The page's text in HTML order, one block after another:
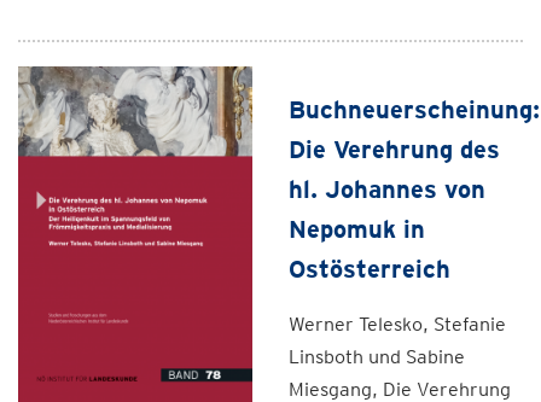
Buchneuerscheinung:
Die Verehrung des
hl. Johannes von
Nepomuk in
Ostösterreich
Werner Telesko, Stefanie
Linsboth und Sabine
Miesgang, Die Verehrung